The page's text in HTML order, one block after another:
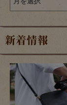
新着情報